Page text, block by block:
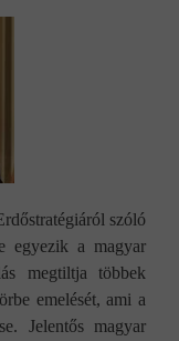
szóló
egyezik a magyar
megtiltja többek
emelését, ami a
Jelentős magyar